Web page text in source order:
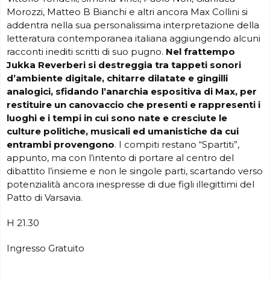
Morozzi, Matteo B Bianchi e altri ancora Max Collini si
addentra nella sua personalissima interpretazione della
letteratura contemporanea italiana aggiungendo alcuni
racconti inediti scritti di suo pugno. Nel frattempo
Jukka Reverberi si destreggia tra tappeti sonori
d’ambiente digitale, chitarre dilatate e gingilli
analogici, sfidando l’anarchia espositiva di Max, per
restituire un canovaccio che presenti e rappresenti i
luoghi e i tempi in cui sono nate e cresciute le
culture politiche, musicali ed umanistiche da cui
entrambi provengono. I compiti restano “Spartiti”,
appunto, ma con l’intento di portare al centro del
dibattito l’insieme e non le singole parti, scartando verso
potenzialità ancora inespresse di due figli illegittimi del
Patto di Varsavia.
H 21.30
Ingresso Gratuito